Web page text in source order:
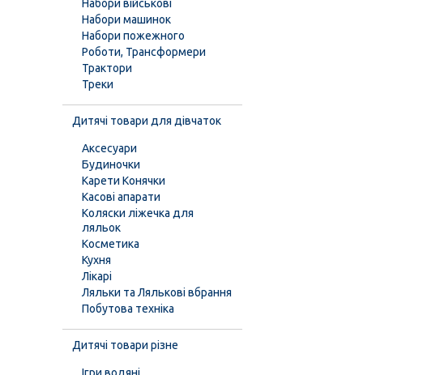
Набори військові
Набори машинок
Набори пожежного
Роботи, Трансформери
Трактори
Треки
Дитячі товари для дівчаток
Аксесуари
Будиночки
Карети Конячки
Касові апарати
Коляски ліжечка для
ляльок
Косметика
Кухня
Лікарі
Ляльки та Лялькові вбрання
Побутова техніка
Дитячі товари різне